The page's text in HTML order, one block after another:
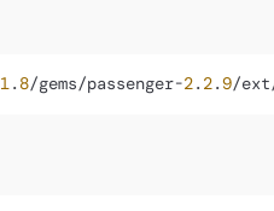
1. 8/gems/passenger-2. 2.9